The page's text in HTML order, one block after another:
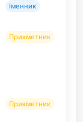
Іменник
Прикметник
Прикметник